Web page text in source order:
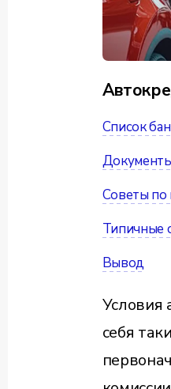
Список
Советы по
Типичные
Вывод
Условия
себя